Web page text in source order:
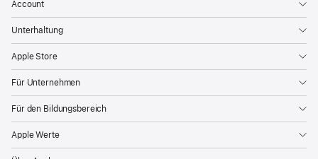
Account
Unterhaltung
Apple Store
Für Unternehmen
Für den Bildungsbereich
Apple Werte